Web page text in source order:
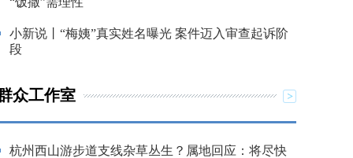
小新说丨“梅姨”真实姓名曝光 案件迈入审查起诉阶
段
众工作室
杭州西山游步道支线杂草丛生？属地回应：将尽快